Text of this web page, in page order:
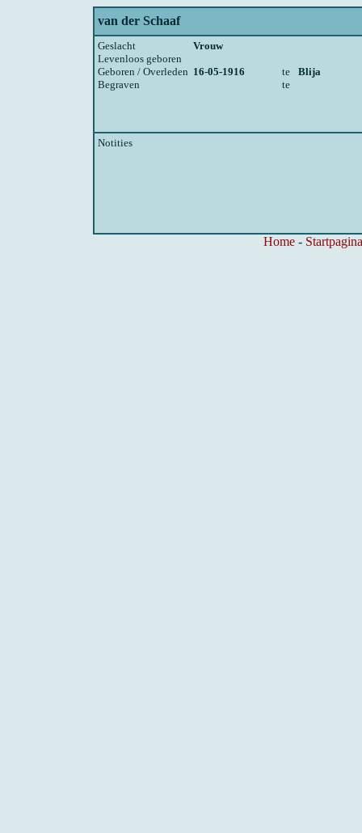
van der Schaaf
Geslacht
Vrouw
Levenloos geboren
Geboren / Overleden 16-05-1916 te
Blija
Begraven
te
Notities
Home -